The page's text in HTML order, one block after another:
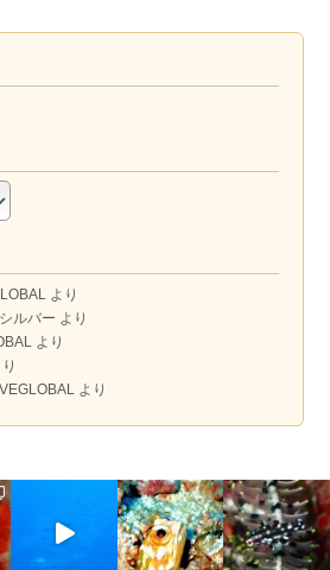
より
ルバー より
より
より